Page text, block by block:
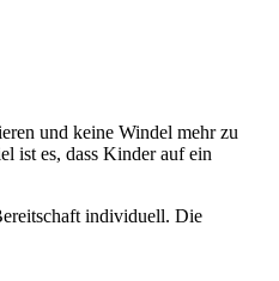
und keine Windel mehr zu
ist es, dass Kinder auf ein
individuell. Die